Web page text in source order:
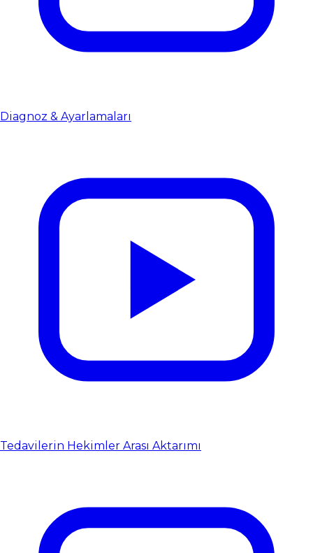
Diagnoz & Ayarlamaları
Tedavilerin Hekimler Arası Aktarımı